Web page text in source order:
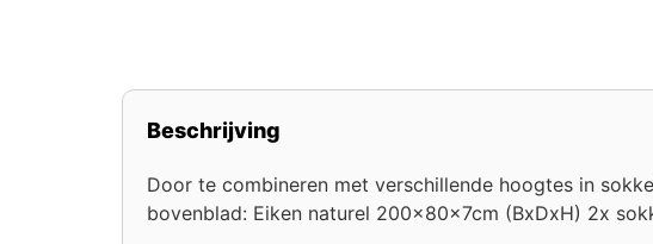
Beschrijving
Door te combineren met verschillende hoogtes in
bovenblad: Eiken naturel 200x80x7cm (BxDxH) 2x